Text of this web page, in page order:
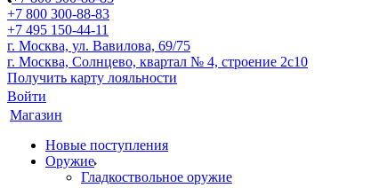
+7 800 300-88-83
+7 495 150-44-11
г. Москва, ул. Вавилова, 69/75
г. Москва, Солнцево, квартал № 4, строение 2с10
Получить карту лояльности
Войти
Магазин
Новые поступления
Оружие
Гладкоствольное оружие